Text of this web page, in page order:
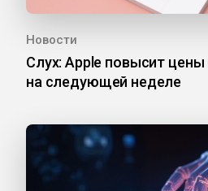
Новости
Слух: Apple повысит цены
на следующей неделе